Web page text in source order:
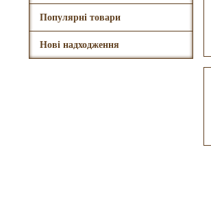
Популярні товари
Нові надходження